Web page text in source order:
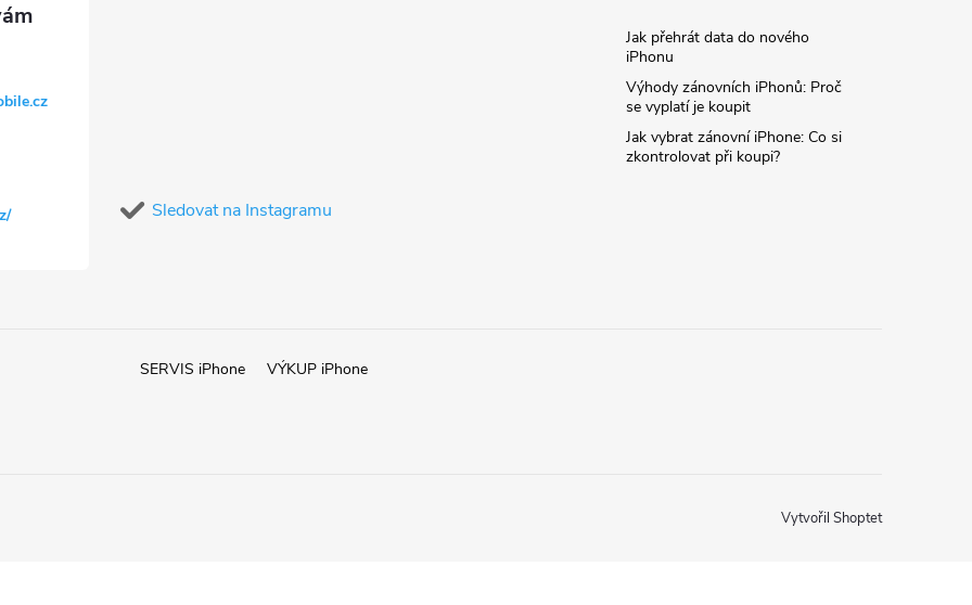
Sledovat na Instagramu
Jak přehrát data do nového
iPhonu
Výhody zánovních iPhonů: Proč
se vyplatí je koupit
Jak vybrat zánovní iPhone: Co si
zkontrolovat při koupi?
SERVIS iPhone VÝKUP iPhone
Vytvořil Shoptet